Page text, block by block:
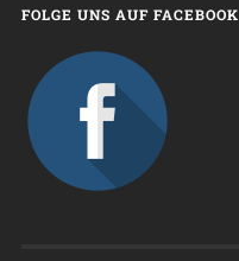
FOLGE UNS AUF FACEBOOK